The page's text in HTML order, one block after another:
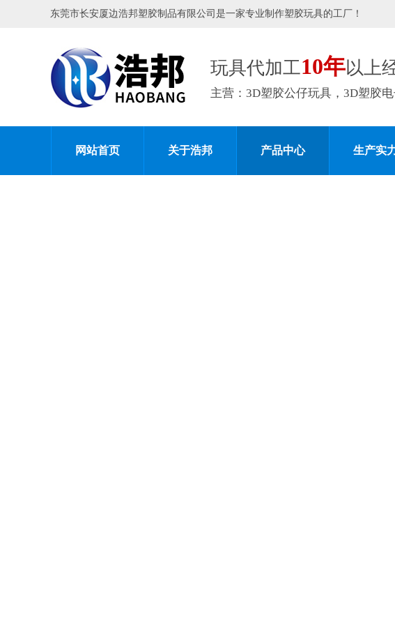
东莞市长安厦边浩邦塑胶制品有限公司是一家专业制作塑胶玩具的工厂！
玩具代加工10年以上
主营：3D塑胶公仔玩具，3D塑胶
网站首页 关于浩邦 产品中心 生产实